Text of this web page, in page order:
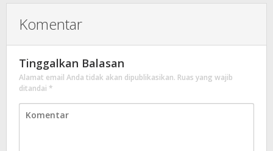
Komentar
Tinggalkan Balasan
Alamat email Anda tidak akan dipublikasikan. Ruas yang wajib
ditandai *